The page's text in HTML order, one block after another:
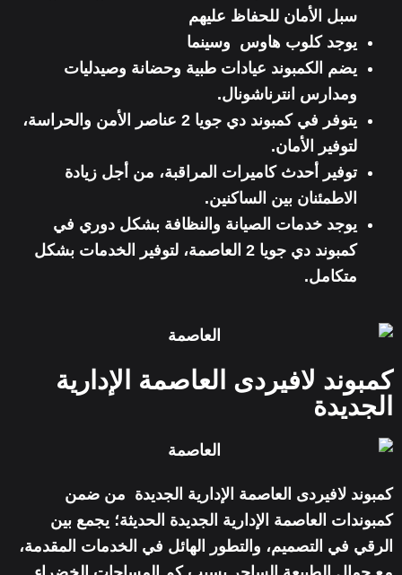
سبل الأمان للحفاظ عليهم
يوجد كلوب هاوس وسينما
يضم الكمبوند عيادات طبية وحضانة وصيدليات
ومدارس انترناشونال.
يتوفر في كمبوند دي جويا 2 عناصر الأمن والحراسة،
لتوفير الأمان.
توفير أحدث كاميرات المراقبة، من أجل زيادة
الاطمئنان بين الساكنين.
يوجد خدمات الصيانة والنظافة بشكل دوري في
كمبوند دي جويا 2 العاصمة، لتوفير الخدمات بشكل
متكامل.
كمبوند لافيردى العاصمة الإدارية
الجديدة
كمبوند لافيردى العاصمة الإدارية الجديدة من ضمن
كمبوندات العاصمة الإدارية الجديدة الحديثة؛ يجمع بين
الرقي في التصميم، والتطور الهائل في الخدمات المقدمة،